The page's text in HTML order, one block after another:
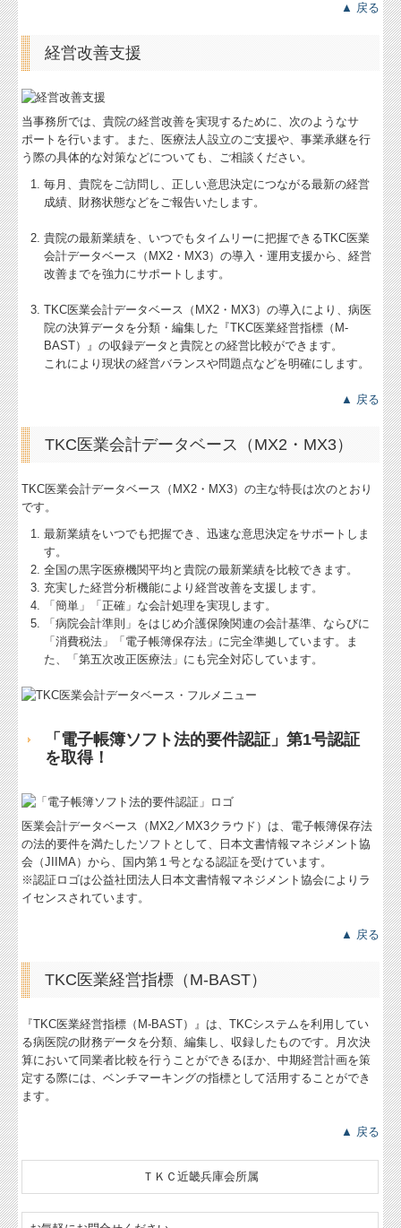
▲ 戻る
経営改善支援
当事務所では、貴院の経営改善を実現するために、次のようなサ
ポートを行います。また、医療法人設立のご支援や、事業承継を行
う際の具体的な対策などについても、ご相談ください。
毎月、貴院をご訪問し、正しい意思決定につながる最新の経営
成績、財務状態などをご報告いたします。
貴院の最新業績を、いつでもタイムリーに把握できるTKC医業
会計データベース（MX2・MX3）の導入・運用支援から、経営
改善までを強力にサポートします。
TKC医業会計データベース（MX2・MX3）の導入により、病医
院の決算データを分類・編集した『TKC医業経営指標（M-
BAST）』の収録データと貴院との経営比較ができます。
これにより現状の経営バランスや問題点などを明確にします。
▲ 戻る
TKC医業会計データベース（MX2・MX3）
TKC医業会計データベース（MX2・MX3）の主な特長は次のとおり
です。
最新業績をいつでも把握でき、迅速な意思決定をサポートしま
す。
全国の黒字医療機関平均と貴院の最新業績を比較できます。
充実した経営分析機能により経営改善を支援します。
「簡単」「正確」な会計処理を実現します。
「病院会計準則」をはじめ介護保険関連の会計基準、ならびに
「消費税法」「電子帳簿保存法」に完全準拠しています。ま
た、「第五次改正医療法」にも完全対応しています。
「電子帳簿ソフト法的要件認証」第1号認証
を取得！
医業会計データベース（MX2／MX3クラウド）は、電子帳簿保存法
の法的要件を満たしたソフトとして、日本文書情報マネジメント協
会（JIIMA）から、国内第１号となる認証を受けています。
※認証ロゴは公益社団法人日本文書情報マネジメント協会によりラ
イセンスされています。
▲ 戻る
TKC医業経営指標（M-BAST）
『TKC医業経営指標（M-BAST）』は、TKCシステムを利用してい
る病医院の財務データを分類、編集し、収録したものです。月次決
算において同業者比較を行うことができるほか、中期経営計画を策
定する際には、ベンチマーキングの指標として活用することができ
ます。
▲ 戻る
ＴＫＣ近畿兵庫会所属